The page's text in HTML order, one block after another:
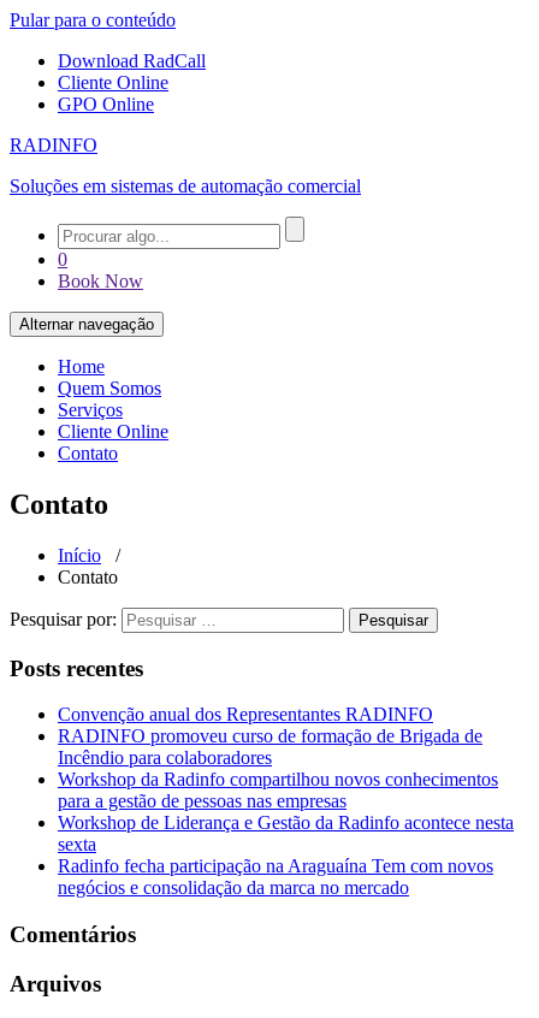
Pular para o conteúdo
Download RadCall
Cliente Online
GPO Online
RADINFO
Soluções em sistemas de automação comercial
0
Book Now
Alternar navegação
Home
Quem Somos
Serviços
Cliente Online
Contato
Contato
Início /
Contato
Pesquisar por:
Posts recentes
Convenção anual dos Representantes RADINFO
RADINFO promoveu curso de formação de Brigada de
Incêndio para colaboradores
Workshop da Radinfo compartilhou novos conhecimentos
para a gestão de pessoas nas empresas
Workshop de Liderança e Gestão da Radinfo acontece nesta
sexta
Radinfo fecha participação na Araguaína Tem com novos
negócios e consolidação da marca no mercado
Comentários
Arquivos